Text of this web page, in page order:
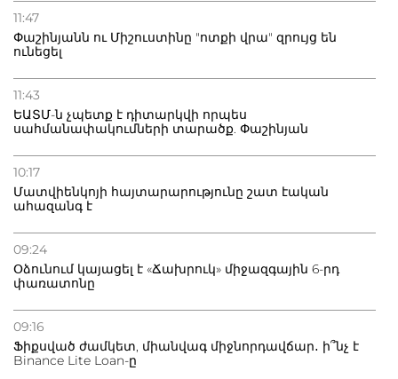
11:47
Փաշինյանն ու Միշուստինը "ոտքի վրա" զրույց են
ունեցել
11:43
ԵԱՏՄ-ն չպետք է դիտարկվի որպես
սահմանափակումների տարածք. Փաշինյան
10:17
Մատվիենկոյի հայտարարությունը շատ էական
ահազանգ է
09:24
Օձունում կայացել է «Ճախրուկ» միջազգային 6-րդ
փառատոնը
09:16
Ֆիքսված ժամկետ, միանվագ միջնորդավճար․ ի՞նչ է
Binance Lite Loan-ը